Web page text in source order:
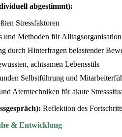
abgestimmt):
Stressfaktoren
und Methoden für Alltagsorganisation
durch Hinterfragen belastender
achtsamen Lebensstils
Selbstführung und
Atemtechniken für akute
Reflektion des
& Entwicklung